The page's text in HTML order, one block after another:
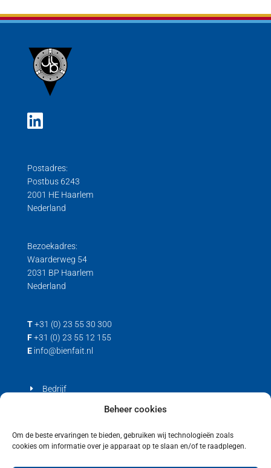
Beheer cookies
Om de beste ervaringen te bieden, gebruiken wij technologieën zoals
cookies om informatie over je apparaat op te slaan en/of te raadplegen.
Postadres:
Postbus 6243
2001 HE Haarlem
Nederland
Bezoekadres:
Waarderweg 54
2031 BP Haarlem
Nederland
T +31 (0) 23 55 30 300
F +31 (0) 23 55 12 155
E info@bienfait.nl
Bedrijf